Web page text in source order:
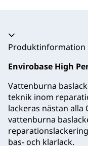
Produktinformation
Envirobase High
Vattenburna
teknik inom
lackeras nästan
vattenburna
bas- och klarlack.